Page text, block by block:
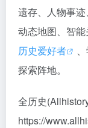
遗存、人物事迹
动态地图、智
历史爱好者
探索阵地。
全历史
https://